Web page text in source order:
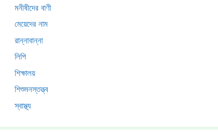
মনীষীদের বাণী
মেয়েদের নাম
রান্নাবান্না
লিপি
শিক্ষালয়
শিশুমনস্তত্ত্ব
স্বাস্থ্য